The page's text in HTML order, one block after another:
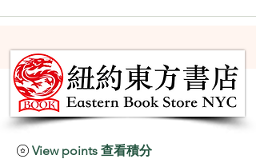
View points 查看積分